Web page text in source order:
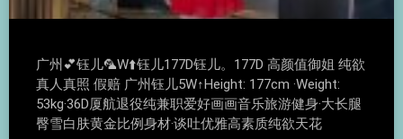
广州💕钰儿🦜W⬆️钰儿177D钰儿。177D 高颜值御姐 纯欲
真人真照 假赔 广州钰儿5W↑Height: 177cm ·Weight:
53kg·36D厦航退役纯兼职爱好画画音乐旅游健身·大长腿
臀雪白肤黄金比例身材·谈吐优雅高素质纯欲天花